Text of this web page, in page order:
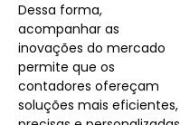
Dessa forma,
acompanhar as
inovações do mercado
permite que os
contadores ofereçam
soluções mais eficientes,